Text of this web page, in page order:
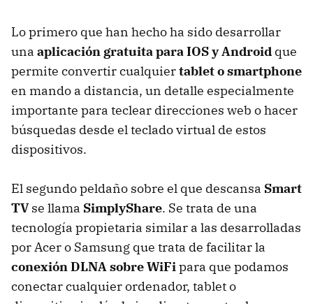
Lo primero que han hecho ha sido desarrollar
una aplicación gratuita para IOSy Android que
permite convertir cualquiertablet o smartphone
en mando a distancia, un detalle especialmente
importante para teclear direcciones web o hacer
búsquedas desde el teclado virtual de estos
dispositivos.
El segundo peldaño sobre el que descansa Smart
TVse llama SimplyShare. Se trata de una
tecnología propietaria similar a las desarrolladas
por Acer o Samsung que trata de facilitar la
conexión DLNA sobre WiFi para que podamos
conectar cualquier ordenador, tablet o